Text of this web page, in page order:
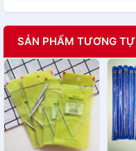
SẢN PHẨM TƯƠNG TỰ